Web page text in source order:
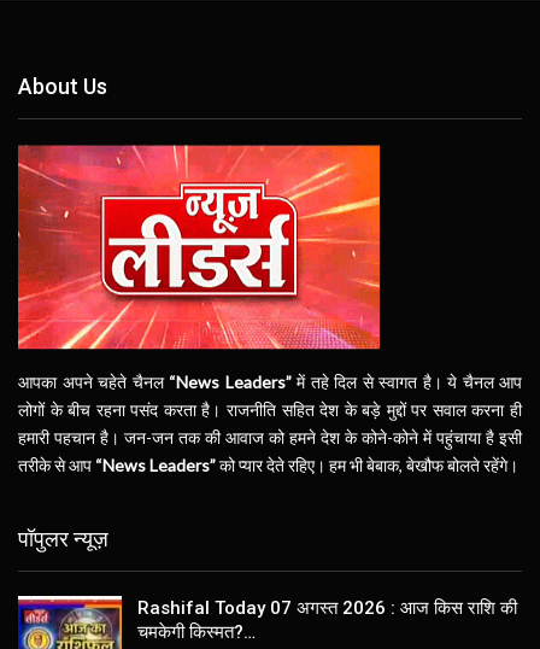
About Us
आपका अपने चहेते चैनल “News Leaders”में तहे दिल से स्वागत है। ये चैनल आप
लोगों के बीच रहना पसंद करता है। राजनीति सहित देश के बड़े मुद्दों पर सवाल करना ही
हमारी पहचान है। जन-जन तक की आवाज को हमने देश के कोने-कोने में पहुंचाया है इसी
तरीके से आप “News Leaders”को प्यार देते रहिए। हम भी बेबाक, बेखौफ बोलते रहेंगे।
पॉपुलर न्यूज़
Rashifal Today 07 अगस्त 2026 : आज किस राशि की
चमकेगी किस्मत?…